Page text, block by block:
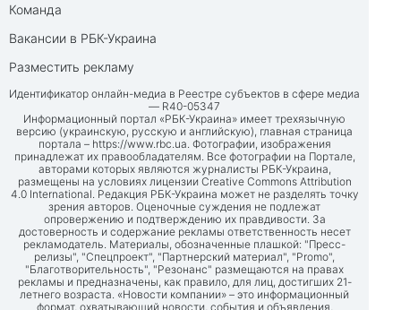
Команда
Вакансии в РБК-Украина
Разместить рекламу
Идентификатор онлайн-медиа в Реестре субъектов в сфере медиа
— R40-05347
Информационный портал «РБК-Украина» имеет трехязычную
версию (украинскую, русскую и английскую), главная страница
портала – https://www.rbc.ua . Фотографии, изображения
принадлежат их правообладателям. Все фотографии на Портале,
авторами которых являются журналисты РБК-Украина,
размещены на условиях лицензии Creative Commons Attribution
4.0 International. Редакция РБК-Украина может не разделять точку
зрения авторов. Оценочные суждения не подлежат
опровержению и подтверждению их правдивости. За
достоверность и содержание рекламы ответственность несет
рекламодатель. Материалы, обозначенные плашкой: "Пресс-
релизы", "Спецпроект", "Партнерский материал", "Promo",
"Благотворительность", "Резонанс" размещаются на правах
рекламы и предназначены, как правило, для лиц, достигших 21-
летнего возраста. «Новости компании» – это информационный
формат, охватывающий новости, события и объявления,